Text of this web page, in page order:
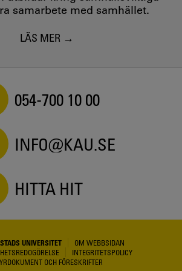
samarbete med samhället.
LÄS MER
054-700 10 00
INFO@KAU.SE
HITTA HIT
UNIVERSITET
OM WEBBSIDAN
INTEGRITETSPOLICY
OCH FÖRESKRIFTER